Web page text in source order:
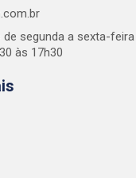
segunda a sexta-
às 17h30